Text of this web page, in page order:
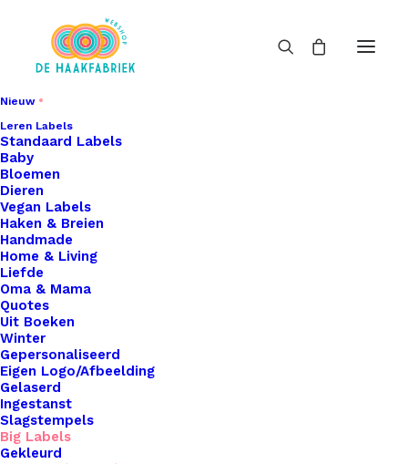
Nieuw
Leren Labels
Standaard Labels
Baby
Bloemen
Dieren
Vegan Labels
Haken & Breien
Handmade
Home & Living
Liefde
Oma & Mama
Quotes
Uit Boeken
Winter
Gepersonaliseerd
Eigen Logo/Afbeelding
Gelaserd
Ingestanst
Slagstempels
Big Labels
Gekleurd